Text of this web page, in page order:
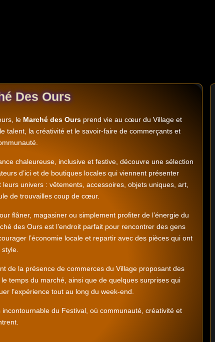
Des Ours
le Marché des Oursprend vie au cœur du Village et
talent, la créativité et le savoir-faire de commerçants et
chaleureuse, inclusive et festive, découvre une sélection
d’ici et de boutiques locales qui viennent présenter
leurs univers : vêtements, accessoires, objets uniques, art,
de trouvailles coup de cœur.
flâner, magasiner ou simplement profiter de l’énergie du
des Ours est l’endroit parfait pour rencontrer des gens
l’économie locale et repartir avec des pièces qui ont
de la présence de commerces du Village proposant des
temps du marché, ainsi que de quelques surprises qui
l’expérience tout au long du week-end.
incontournable du Festival, où communauté, créativité et